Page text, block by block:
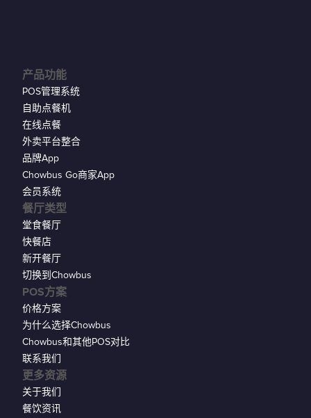
产品功能
POS管理系统
自助点餐机
在线点餐
外卖平台整合
品牌App
Chowbus Go商家App
会员系统
餐厅类型
堂食餐厅
快餐店
新开餐厅
切换到Chowbus
POS方案
价格方案
为什么选择Chowbus
Chowbus和其他POS对比
联系我们
更多资源
关于我们
餐饮资讯